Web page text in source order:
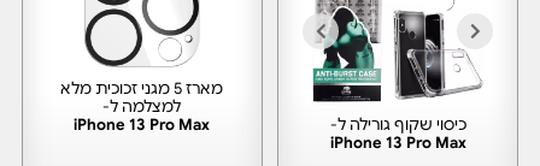
כיסוי שקוף גורילה ל-
iPhone 13 Pro Max
מארז 5 מגני זכוכית מלא
למצלמה ל-
iPhone 13 Pro Max